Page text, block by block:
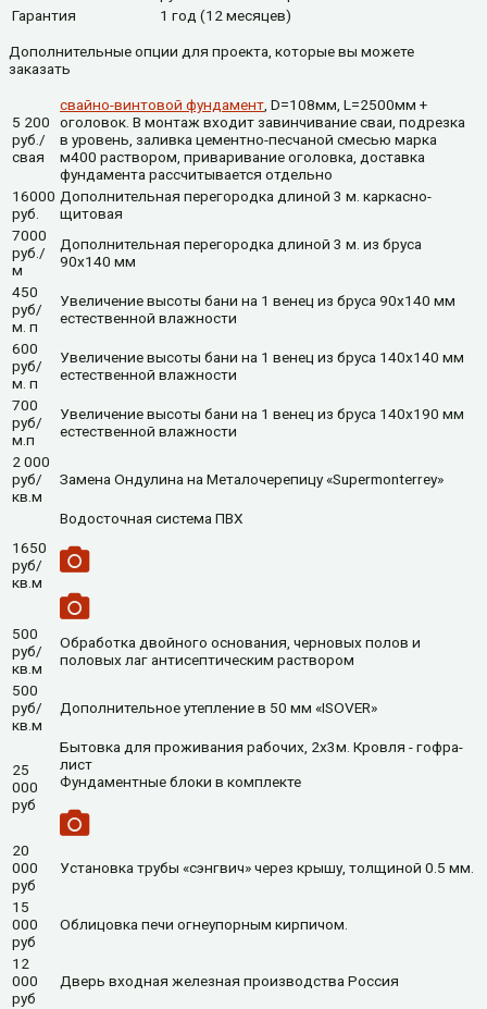
Гарантия
1 год (12 месяцев)
Дополнительные опции для проекта, которые вы можете
заказать
5 200
руб./
свая
свайно-винтовой фундамент , D=108мм, L=2500мм +
оголовок. В монтаж входит завинчивание сваи, подрезка
в уровень, заливка цементно-песчаной смесью марка
м400 раствором, приваривание оголовка, доставка
фундамента рассчитывается отдельно
16000
руб.
Дополнительная перегородка длиной 3 м. каркасно-
щитовая
7000
руб./
м
Дополнительная перегородка длиной 3 м. из бруса
90х140 мм
450
руб/
м. п
Увеличение высоты бани на 1 венец из бруса 90х140 мм
естественной влажности
600
руб/
м. п
Увеличение высоты бани на 1 венец из бруса 140х140 мм
естественной влажности
700
руб/
м.п
Увеличение высоты бани на 1 венец из бруса 140х190 мм
естественной влажности
2 000
руб/
кв.м
Замена Ондулина на Металочерепицу «Supermonterrey»
1650
руб/
кв.м
Водосточная система ПВХ
500
руб/
кв.м
Обработка двойного основания, черновых полов и
половых лаг антисептическим раствором
500
руб/
кв.м
Дополнительное утепление в 50 мм «ISOVER»
25
000
руб
Бытовка для проживания рабочих, 2x3м. Кровля - гофра-
лист
Фундаментные блоки в комплекте
20
000
руб
Установка трубы «сэнгвич» через крышу, толщиной 0.5 мм.
15
000
руб
Облицовка печи огнеупорным кирпичом.
12
000
руб
Дверь входная железная производства Россия